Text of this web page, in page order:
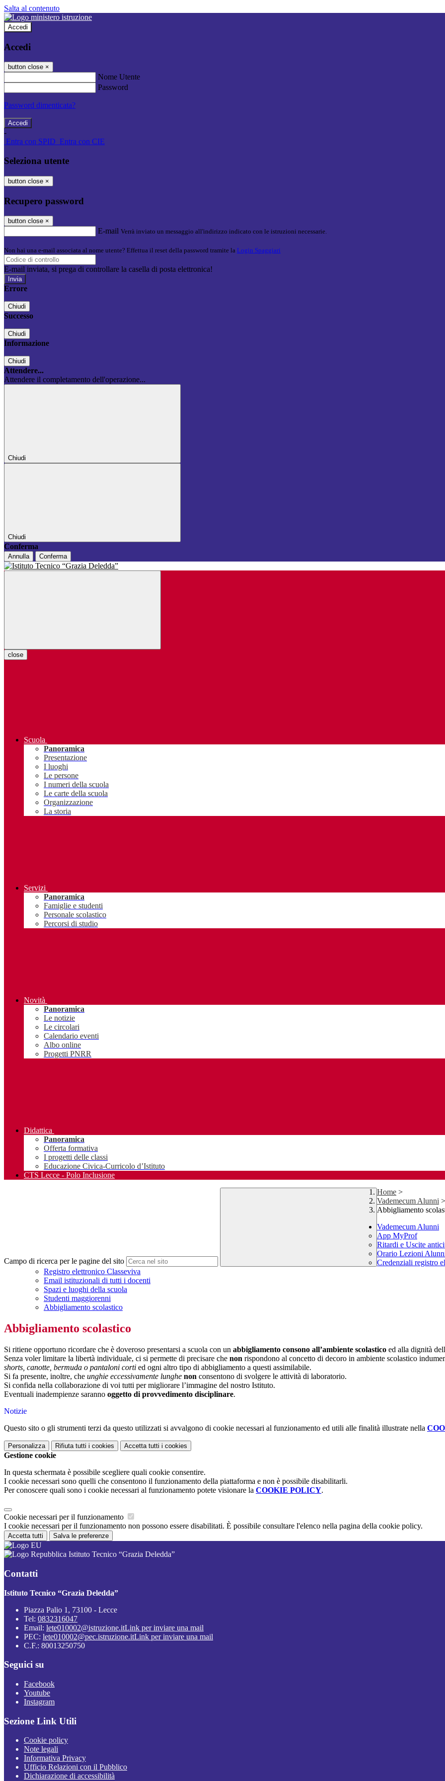
Salta al contenuto
Accedi
Accedi
button close ×
Nome Utente
Password
Password dimenticata?
-
Entra con SPID Entra con CIE
Seleziona utente
button close ×
Recupero password
button close ×
E-mail Verrà inviato un messaggio all'indirizzo indicato con le istruzioni necessarie.
Non hai una e-mail associata al nome utente? Effettua il reset della password tramite la Login Spaggiari
E-mail inviata, si prega di controllare la casella di posta elettronica!
Errore
Chiudi
Successo
Chiudi
Informazione
Chiudi
Attendere...
Attendere il completamento dell'operazione...
Chiudi
Chiudi
Conferma
Annulla Conferma
close
Scuola
Panoramica
Presentazione
I luoghi
Le persone
I numeri della scuola
Le carte della scuola
Organizzazione
La storia
Servizi
Panoramica
Famiglie e studenti
Personale scolastico
Percorsi di studio
Novità
Panoramica
Le notizie
Le circolari
Calendario eventi
Albo online
Progetti PNRR
Didattica
Panoramica
Offerta formativa
I progetti delle classi
Educazione Civica-Curricolo d’Istituto
CTS Lecce - Polo Inclusione
Campo di ricerca per le pagine del sito
Home >
Vademecum Alunni >
Abbigliamento
Vademecum Alunni
App MyProf
Ritardi e Uscite
Orario Lezioni
Credenziali registro
Registro elettronico Classeviva
Email istituzionali di tutti i docenti
Spazi e luoghi della scuola
Studenti maggiorenni
Abbigliamento scolastico
Abbigliamento scolastico
Si ritiene opportuno ricordare che è doveroso presentarsi a scuola con un abbigliamento consono all’ambiente scolastico ed alla dignità
Senza voler limitare la libertà individuale, ci si permette di precisare che non rispondono al concetto di decoro in ambiente scolastico
shorts, canotte, bermuda o pantaloni corti ed ogni altro tipo di abbigliamento a questi assimilabile.
Si fa presente, inoltre, che unghie eccessivamente lunghe non consentono di svolgere le attività di laboratorio.
Si confida nella collaborazione di voi tutti per migliorare l’immagine del nostro Istituto.
Eventuali inadempienze saranno oggetto di provvedimento disciplinare.
Notizie
Questo sito o gli strumenti terzi da questo utilizzati si avvalgono di cookie necessari al funzionamento ed utili alle finalità illustrate nella
Personalizza Rifiuta tutti i cookies Accetta tutti i cookies
Gestione cookie
In questa schermata è possibile scegliere quali cookie consentire.
I cookie necessari sono quelli che consentono il funzionamento della piattaforma e non è possibile disabilitarli.
Per conoscere quali sono i cookie necessari al funzionamento potete visionare la COOKIE POLICY.
Cookie necessari per il funzionamento
I cookie necessari per il funzionamento non possono essere disabilitati. È possibile consultare l'elenco nella pagina della cookie policy.
Accetta tutti Salva le preferenze
Istituto Tecnico “Grazia Deledda”
Contatti
Istituto Tecnico “Grazia Deledda”
Piazza Palio 1, 73100 - Lecce
Tel: 0832316047
Email: lete010002@istruzione.itLink per inviare una mail
PEC: lete010002@pec.istruzione.itLink per inviare una mail
C.F.: 80013250750
Seguici su
Facebook
Youtube
Instagram
Sezione Link Utili
Cookie policy
Note legali
Informativa Privacy
Ufficio Relazioni con il Pubblico
Dichiarazione di accessibilità